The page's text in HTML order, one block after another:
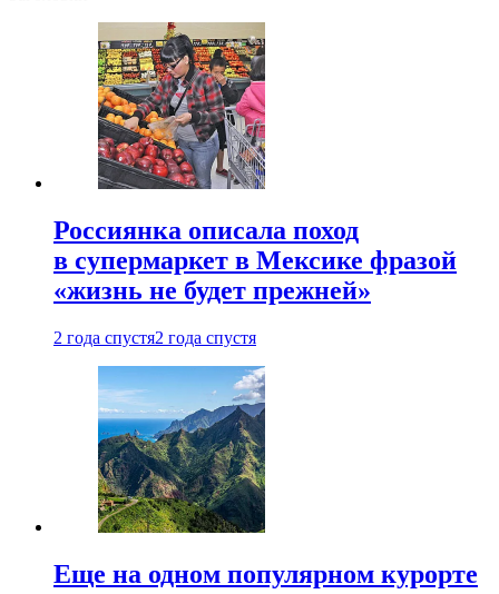
Россиянка описала поход
в супермаркет в Мексике фразой
«жизнь не будет прежней»
2 года спустя2 года спустя
Еще на одном популярном курорте